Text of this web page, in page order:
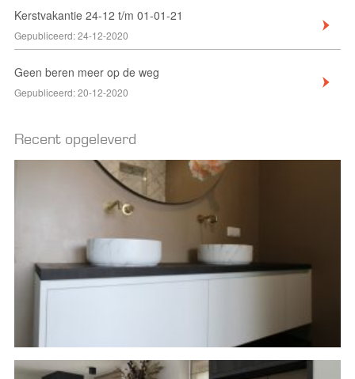
Kerstvakantie 24-12 t/m 01-01-21
Gepubliceerd:24-12-2020
Geen beren meer op de weg
Gepubliceerd:20-12-2020
Recent opgeleverd
Badkamer meubel op maat
Wandkast op maat